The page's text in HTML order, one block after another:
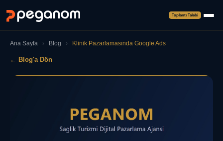
Toplantı Talebi
Ana Sayfa › Blog › Klinik Pazarlamasında Google Ads
← Blog'a Dön